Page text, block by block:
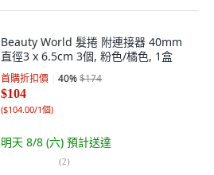
Beauty World 髮捲 附連接器 40mm
直徑3 x 6.5cm 3個, 粉色/橘色, 1盒
首購折扣價 40%$174
$104
($104.00/1個)
明天 8/8 (六) 預計送達
(2)